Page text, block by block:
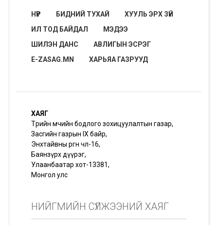
НҮҮР БИДНИЙ ТУХАЙ
ХУУЛЬ ЭРХ ЗҮЙ
ИЛ ТОД БАЙДАЛ
МЭДЭЭ
ШИЛЭН ДАНС
АВЛИГЫН ЭСРЭГ
E-ZASAG.MN
ХАРЬЯА ГАЗРУУД
ХАЯГ
Төрийн өмчийн бодлого зохицуулалтын газар,
Засгийн газрын IX байр,
Энхтайвны өргөн чөлөө-16,
Баянзүрх дүүрэг,
Улаанбаатар хот-13381,
Монгол улс
НИЙГМИЙН СҮЛЖЭЭНИЙ ХАЯГ